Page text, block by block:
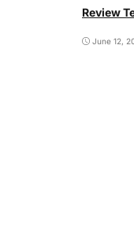
Review
June 12,